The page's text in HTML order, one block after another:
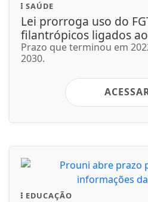
SAÚDE
Lei prorroga uso do
filantrópicos ligados ao
Prazo que terminou em
2030.
EDUCAÇÃO